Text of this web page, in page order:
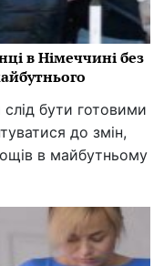
в Німеччині без
бути готовими
до змін,
в майбутньому